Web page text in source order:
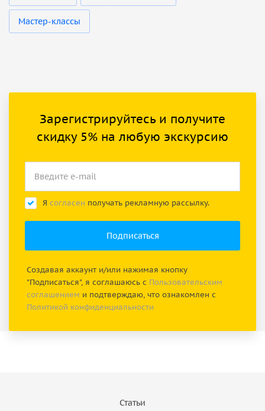
Мастер-классы
Зарегистрируйтесь и получите
скидку 5% на любую экскурсию
Я согласен получать рекламную рассылку.
Создавая аккаунт и/или нажимая кнопку
"Подписаться", я соглашаюсь с Пользовательским
соглашением и подтверждаю, что ознакомлен с
Политикой конфиденциальности
Статьи